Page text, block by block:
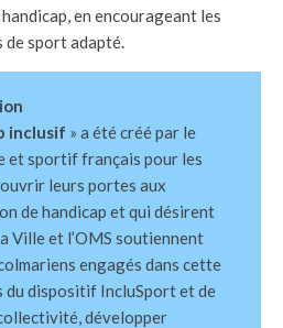
en encourageant les
de sport adapté.
inclusif » a été créé par le
et sportif français pour les
leurs portes aux
de handicap et qui désirent
Ville et l’OMS soutiennent
engagés dans cette
du dispositif IncluSport et de
développer